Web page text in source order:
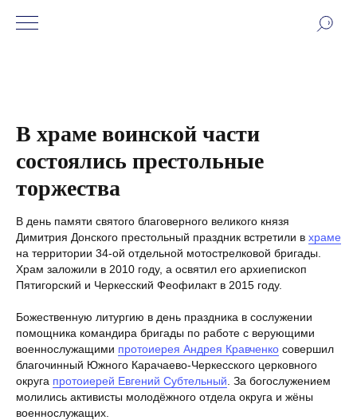
В храме воинской части
состоялись престольные
торжества
В день памяти святого благоверного великого князя
Димитрия Донского престольный праздник встретили в храме
на территории 34-ой отдельной мотострелковой бригады.
Храм заложили в 2010 году, а освятил его архиепископ
Пятигорский и Черкесский Феофилакт в 2015 году.
Божественную литургию в день праздника в сослужении
помощника командира бригады по работе с верующими
военнослужащими протоиерея Андрея Кравченко совершил
благочинный Южного Карачаево-Черкесского церковного
округа протоиерей Евгений Субтельный . За богослужением
молились активисты молодёжного отдела округа и жёны
военнослужащих.